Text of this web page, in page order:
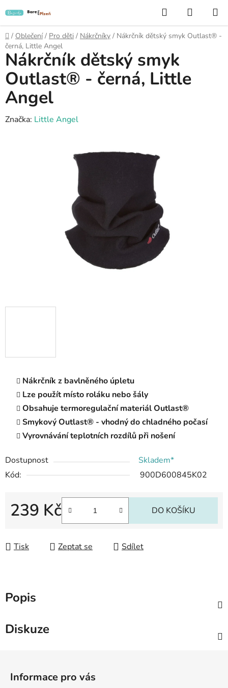
na
obsah
Hledat
KOŠÍK
Domů
/ Oblečení / Pro děti / Nákrčníky / Nákrčník dětský smyk Outlast® -
černá, Little Angel
Nákrčník z bavlněného úpletu
Lze použít místo roláku nebo šály
Obsahuje termoregulační materiál Outlast®
Smykový Outlast® - vhodný do chladného počasí
Vyrovnávání teplotních rozdílů při nošení
Dostupnost
Skladem*
Kód:
900D600845K02
239 Kč DO KOŠÍKU
Tisk Zeptat se Sdílet
Nákrčník dětský smyk
Outlast® - černá, Little
Angel
Značka: Little Angel
Popis
Diskuze
Informace pro vás